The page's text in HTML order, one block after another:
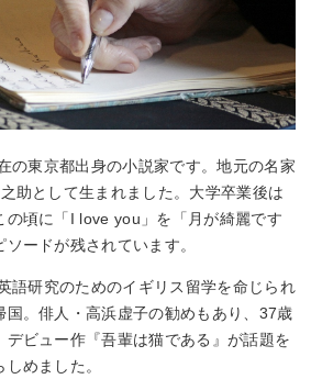
の東京都出身の小説家です。地元の名家
助として生まれました。大学卒業後は
の頃に「I love you」を「月が綺麗です
ードが残されています。
語研究のためのイギリス留学を命じられ
国。俳人・高浜虚子の勧めもあり、37歳
デビュー作『吾輩は猫である』が話題を
めました。